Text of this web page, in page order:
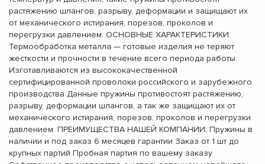
растяжению шлангов, разрыву, деформации и защищают их
от механического истирания, порезов, проколов и
перегрузки давлением. ОСНОВНЫЕ ХАРАКТЕРИСТИКИ:
Термообработка металла — готовые изделия не теряют
жесткости и прочности в течение всего периода работы.
Изготавливаются из высококачественной
сертифицированной проволоки российского и зарубежного
производства Данные пружины противостоят растяжению,
разрыву, деформации шлангов, а так же защищают их от
механического истирания, порезов, проколов и перегрузки
давлением. ПРЕИМУЩЕСТВА НАШЕЙ КОМПАНИИ: Пружины в
наличии и под заказ 6 месяцев гарантии Заказ от 1 шт до
крупных партий Пробная партия по вашему заказу